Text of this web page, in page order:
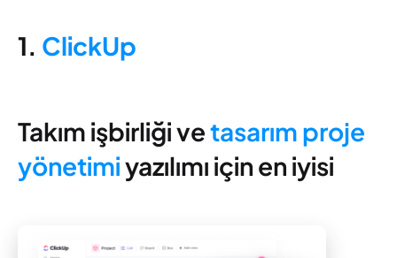
1. ClickUp
Takım işbirliği vetasarım proje
yönetimiyazılımı için en iyisi